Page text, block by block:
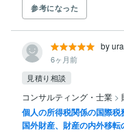
参考になった
by
6ヶ月前
見積り相談
コンサルティング・士業 >
個人の所得税関係の国際税
国外財産、財産の内外移転